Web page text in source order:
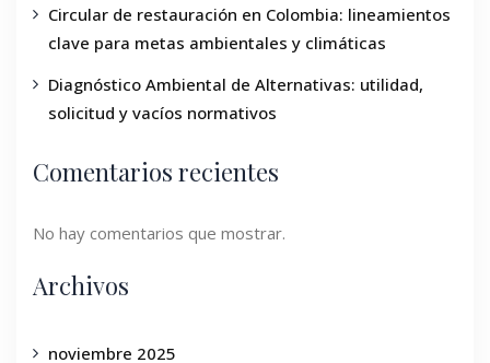
Circular de restauración en Colombia: lineamientos
clave para metas ambientales y climáticas
Diagnóstico Ambiental de Alternativas: utilidad,
solicitud y vacíos normativos
Comentarios recientes
No hay comentarios que mostrar.
Archivos
noviembre 2025